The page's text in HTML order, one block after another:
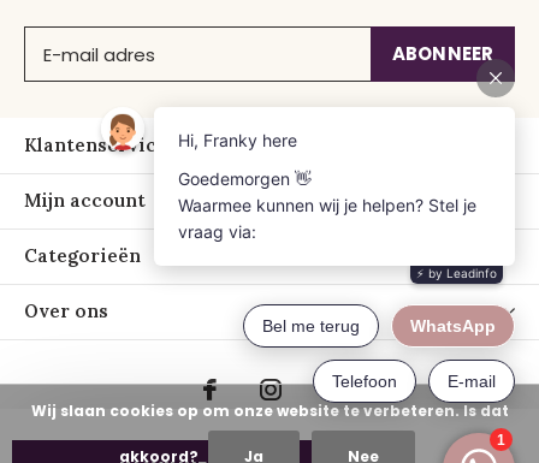
ABONNEER
Klantenservice
Mijn account
Categorieën
Over ons
Wij slaan cookies op om onze website te verbeteren. Is dat
akkoord? Ja Nee